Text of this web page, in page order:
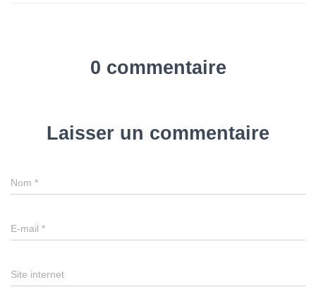
0 commentaire
Laisser un commentaire
Nom *
E-mail *
Site internet